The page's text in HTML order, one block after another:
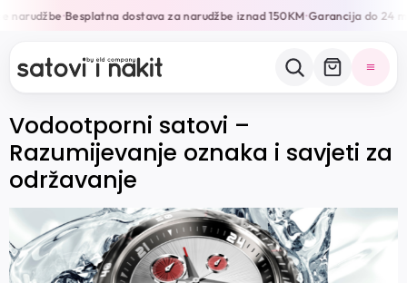
narudžbe•Besplatna dostava za narudžbe iznad 150KM•Garancija do 24
Vodootporni satovi –
Razumijevanje oznaka i savjeti za
održavanje